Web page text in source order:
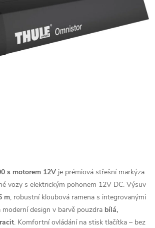
s motorem 12V je prémiová střešní markýza
vozy s elektrickým pohonem 12V DC. Výsuv
m, robustní kloubová ramena s integrovanými
moderní design v barvě pouzdra bílá,
. Komfortní ovládání na stisk tlačítka – bez